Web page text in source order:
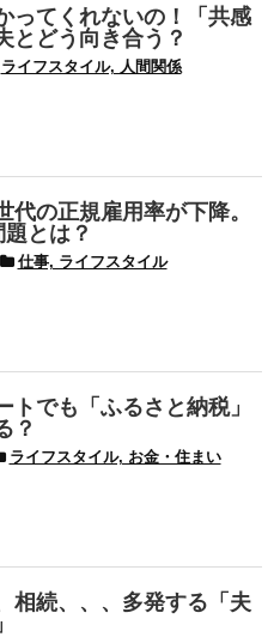
ってくれないの！「共感
とどう向き合う？
ライフスタイル, 人間関係
代の正規雇用率が下降。
とは？
仕事, ライフスタイル
トでも「ふるさと納税」
？
ライフスタイル, お金・住まい
相続、、、多発する「夫